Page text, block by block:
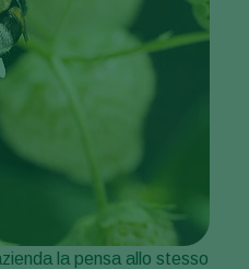
la pensa allo stesso